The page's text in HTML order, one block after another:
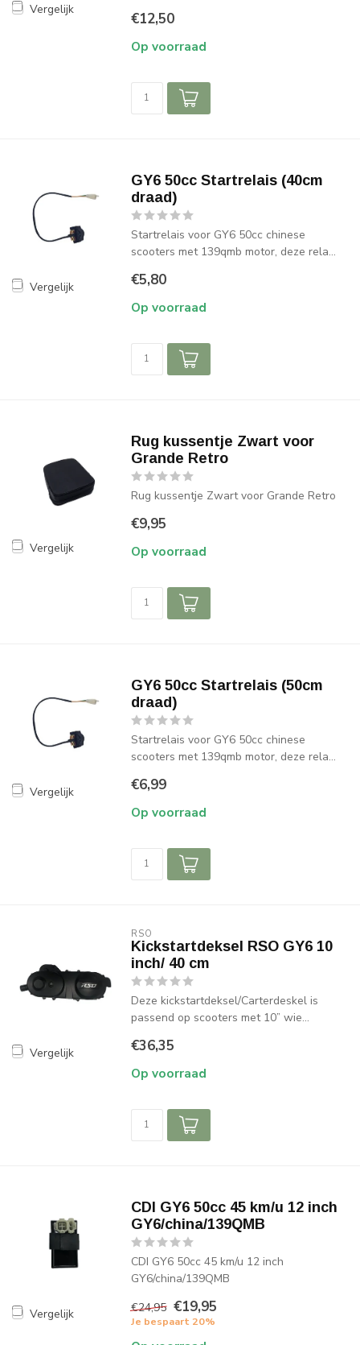
Vergelijk
€12,50
Op voorraad
Vergelijk
GY6 50cc Startrelais (40cm
draad)
Startrelais voor GY6 50cc chinese
scooters met 139qmb motor, deze rela...
€5,80
Op voorraad
Vergelijk
Rug kussentje Zwart voor
Grande Retro
Rug kussentje Zwart voor Grande Retro
€9,95
Op voorraad
Vergelijk
GY6 50cc Startrelais (50cm
draad)
Startrelais voor GY6 50cc chinese
scooters met 139qmb motor, deze rela...
€6,99
Op voorraad
Vergelijk
RSO
Kickstartdeksel RSO GY6 10
inch/ 40 cm
Deze kickstartdeksel/Carterdeskel is
passend op scooters met 10” wie...
€36,35
Op voorraad
Vergelijk
CDI GY6 50cc 45 km/u 12 inch
GY6/china/139QMB
CDI GY6 50cc 45 km/u 12 inch
GY6/china/139QMB
€24,95 €19,95
Je bespaart 20%